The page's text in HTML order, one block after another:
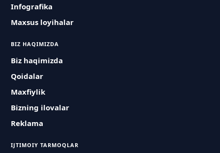
Infografika
Maxsus loyihalar
BIZ HAQIMIZDA
Biz haqimizda
Qoidalar
Maxfiylik
Bizning ilovalar
Reklama
IJTIMOIY TARMOQLAR